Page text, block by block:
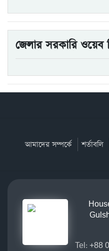
জেলার সরকারি ওয়েব
আমাদের সম্পর্কে শর্তাবলি
Tel: +88